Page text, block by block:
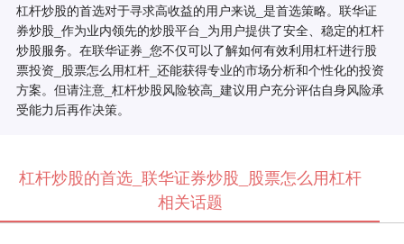
杠杆炒股的首选对于寻求高收益的用户来说_是首选策略。联华证
券炒股_作为业内领先的炒股平台_为用户提供了安全、稳定的杠杆
炒股服务。在联华证券_您不仅可以了解如何有效利用杠杆进行股
票投资_股票怎么用杠杆_还能获得专业的市场分析和个性化的投资
方案。但请注意_杠杆炒股风险较高_建议用户充分评估自身风险承
受能力后再作决策。
杠杆炒股的首选_联华证券炒股_股票怎么用杠杆
相关话题